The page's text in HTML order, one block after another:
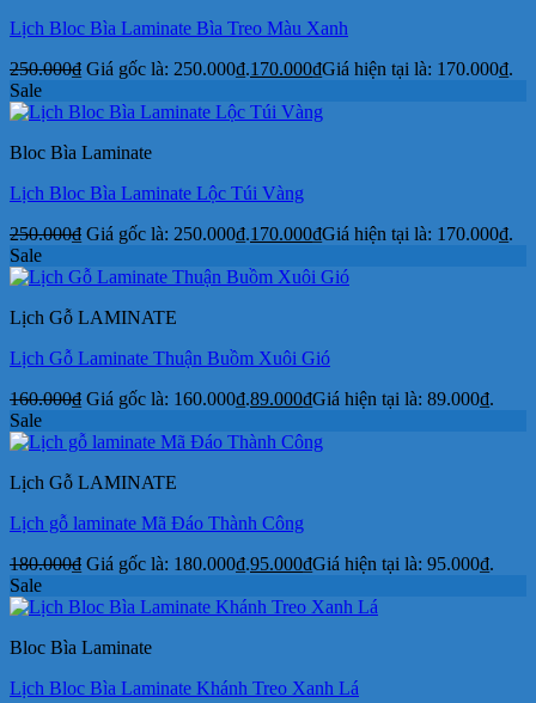
Lịch Bloc Bìa Laminate Bìa Treo Màu Xanh
250.000₫ Giá gốc là: 250.000₫.170.000₫Giá hiện tại là: 170.000₫.
Sale
Bloc Bìa Laminate
Lịch Bloc Bìa Laminate Lộc Túi Vàng
250.000₫ Giá gốc là: 250.000₫.170.000₫Giá hiện tại là: 170.000₫.
Sale
Lịch Gỗ LAMINATE
Lịch Gỗ Laminate Thuận Buồm Xuôi Gió
160.000₫ Giá gốc là: 160.000₫.89.000₫Giá hiện tại là: 89.000₫.
Sale
Lịch Gỗ LAMINATE
Lịch gỗ laminate Mã Đáo Thành Công
180.000₫ Giá gốc là: 180.000₫.95.000₫Giá hiện tại là: 95.000₫.
Sale
Bloc Bìa Laminate
Lịch Bloc Bìa Laminate Khánh Treo Xanh Lá